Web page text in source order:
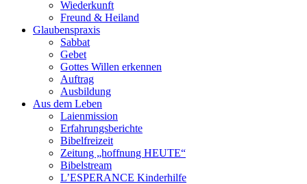
Wiederkunft
Freund & Heiland
Glaubenspraxis
Sabbat
Gebet
Gottes Willen erkennen
Auftrag
Ausbildung
Aus dem Leben
Laienmission
Erfahrungsberichte
Bibelfreizeit
Zeitung „hoffnung HEUTE“
Bibelstream
L’ESPERANCE Kinderhilfe